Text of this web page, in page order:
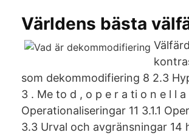
Världens bästa
som dekommodifiering 8 2.3
3 . Me to d , o p e r a ti o n e l l
Operationaliseringar 11 3.1.1
3.3 Urval och avgränsningar